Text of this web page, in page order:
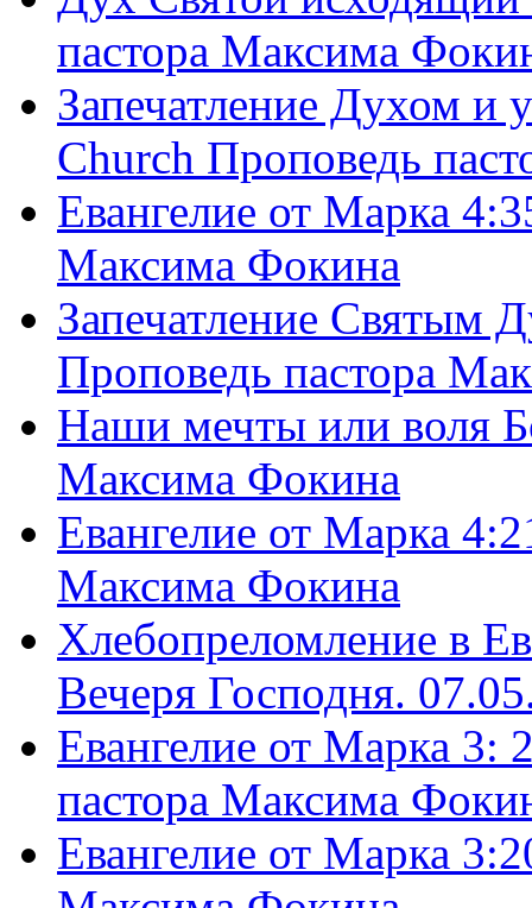
пастора Максима
Запечатление Духом и
Church Проповедь
Евангелие от Марка
Максима Фокина
Запечатление Святым
Проповедь пастора
Наши мечты или воля
Максима Фокина
Евангелие от Марка
Максима Фокина
Хлебопреломление в
Вечеря Господня.
Евангелие от Марка 3:
пастора Максима
Евангелие от Марка